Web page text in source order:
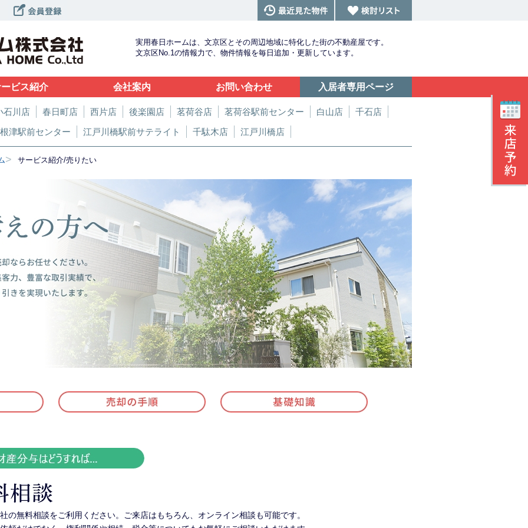
実用春日ホームは、文京区とその周辺地域に特化した街の不動産屋です。
文京区No.1の情報力で、物件情報を毎日追加・更新しています。
ビス紹介 会社案内 お問い合わせ 入居者専用ページ
石川店 春日町店 西片店 後楽園店 茗荷谷店 茗荷谷駅前センター 白山店
千石店
根津駅前センター
江戸川橋駅前サテライト 千駄木店 江戸川橋店
> サービス紹介/売りたい
の無料相談をご利用ください。ご来店はもちろん、オンライン相談も可能です。